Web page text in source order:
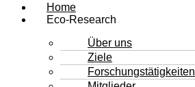
Home
Eco-Research
Über uns
Ziele
Forschungstätigkeiten